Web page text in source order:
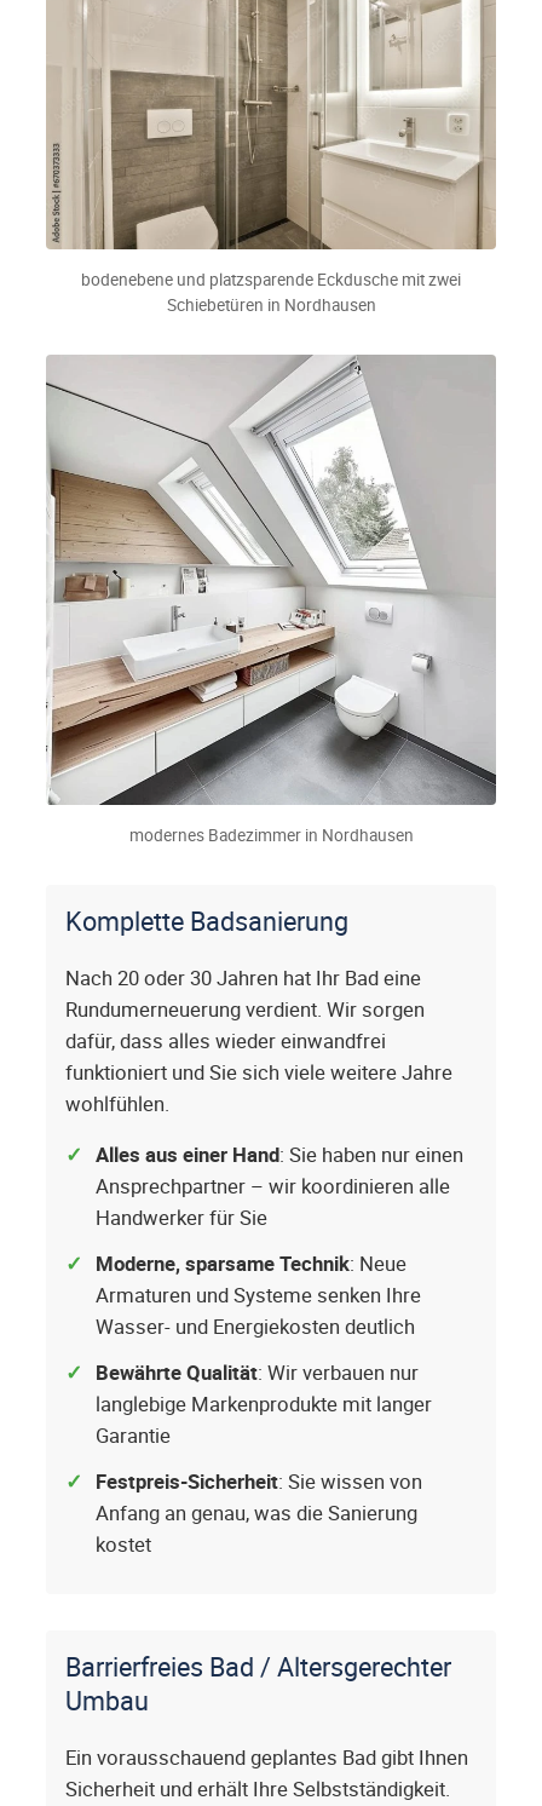
bodenebene und platzsparende Eckdusche mit zwei
Schiebetüren in Nordhausen
modernes Badezimmer in Nordhausen
Komplette Badsanierung
Nach 20 oder 30 Jahren hat Ihr Bad eine
Rundumerneuerung verdient. Wir sorgen
dafür, dass alles wieder einwandfrei
funktioniert und Sie sich viele weitere Jahre
wohlfühlen.
Alles aus einer Hand: Sie haben nur einen
Ansprechpartner – wir koordinieren alle
Handwerker für Sie
Moderne, sparsame Technik: Neue
Armaturen und Systeme senken Ihre
Wasser- und Energiekosten deutlich
Bewährte Qualität: Wir verbauen nur
langlebige Markenprodukte mit langer
Garantie
Festpreis-Sicherheit: Sie wissen von
Anfang an genau, was die Sanierung
kostet
Barrierfreies Bad / Altersgerechter
Umbau
Ein vorausschauend geplantes Bad gibt Ihnen
Sicherheit und erhält Ihre Selbstständigkeit.